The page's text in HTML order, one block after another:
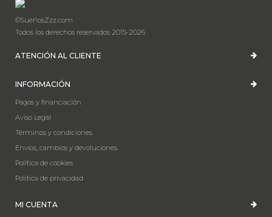
©SueñosZzz.com
Todos los derechos reservados 2015-2026
ATENCIÓN AL CLIENTE
INFORMACIÓN
Pagos y financiación
Aviso Legal
Términos y condiciones
Envíos, cambios y devoluciones
Política de cookies
Política de privacidad
MI CUENTA